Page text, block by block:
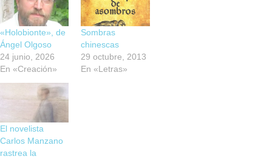
«Holobionte», de
Ángel Olgoso
24 junio, 2026
En «Creación»
Sombras
chinescas
29 octubre, 2013
En «Letras»
El novelista
Carlos Manzano
rastrea la